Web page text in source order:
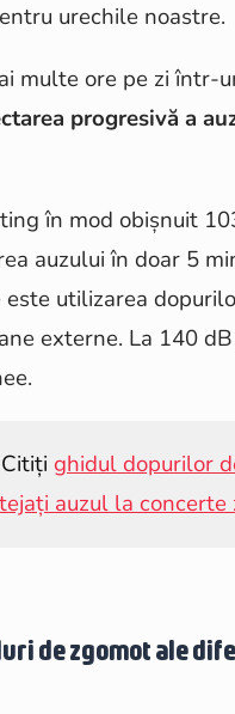
urechile noastre.
multe ore pe zi într-
progresivă a
în mod obișnuit
auzului în doar 5
utilizarea
externe. La 140
Citiți ghidul dopurilor
auzul la concerte
de zgomot ale